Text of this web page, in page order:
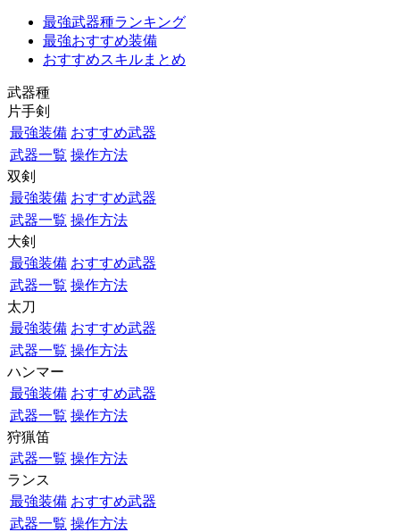
最強武器種ランキング
最強おすすめ装備
おすすめスキルまとめ
武器種
片手剣
最強装備 おすすめ武器
武器一覧 操作方法
双剣
最強装備 おすすめ武器
武器一覧 操作方法
大剣
最強装備 おすすめ武器
武器一覧 操作方法
太刀
最強装備 おすすめ武器
武器一覧 操作方法
ハンマー
最強装備 おすすめ武器
武器一覧 操作方法
狩猟笛
武器一覧 操作方法
ランス
最強装備 おすすめ武器
武器一覧 操作方法